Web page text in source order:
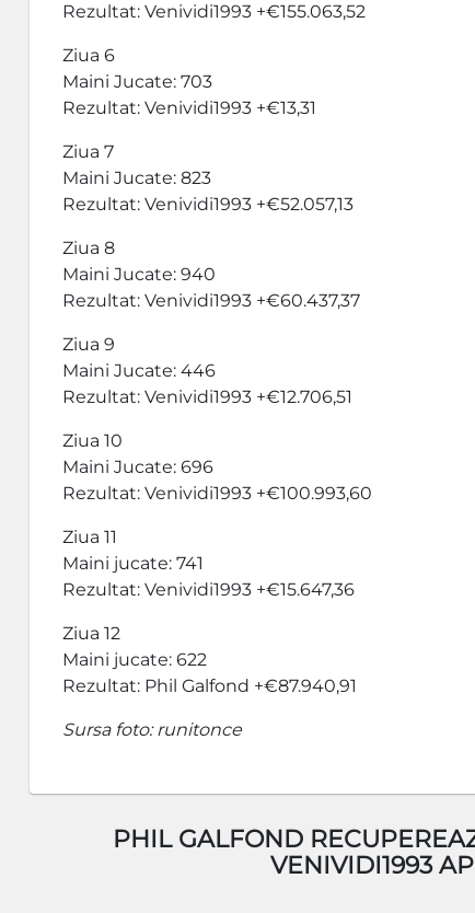
Rezultat: Venividi1993 +€155.063,52
Ziua 6
Maini Jucate: 703
Rezultat: Venividi1993 +€13,31
Ziua 7
Maini Jucate: 823
Rezultat: Venividi1993 +€52.057,13
Ziua 8
Maini Jucate: 940
Rezultat: Venividi1993 +€60.437,37
Ziua 9
Maini Jucate: 446
Rezultat: Venividi1993 +€12.706,51
Ziua 10
Maini Jucate: 696
Rezultat: Venividi1993 +€100.993,60
Ziua 11
Maini jucate: 741
Rezultat: Venividi1993 +€15.647,36
Ziua 12
Maini jucate: 622
Rezultat: Phil Galfond +€87.940,91
Sursa foto: runitonce
PHIL GALFOND
VENIVIDI1993